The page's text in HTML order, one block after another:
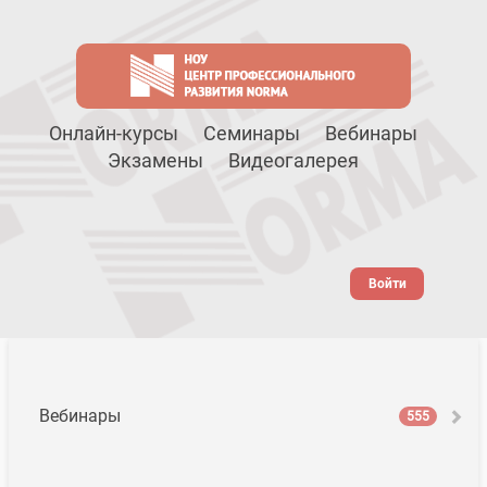
Онлайн-курсы Семинары
Вебинары
Экзамены
Видеогалерея
Войти
Вебинары 555